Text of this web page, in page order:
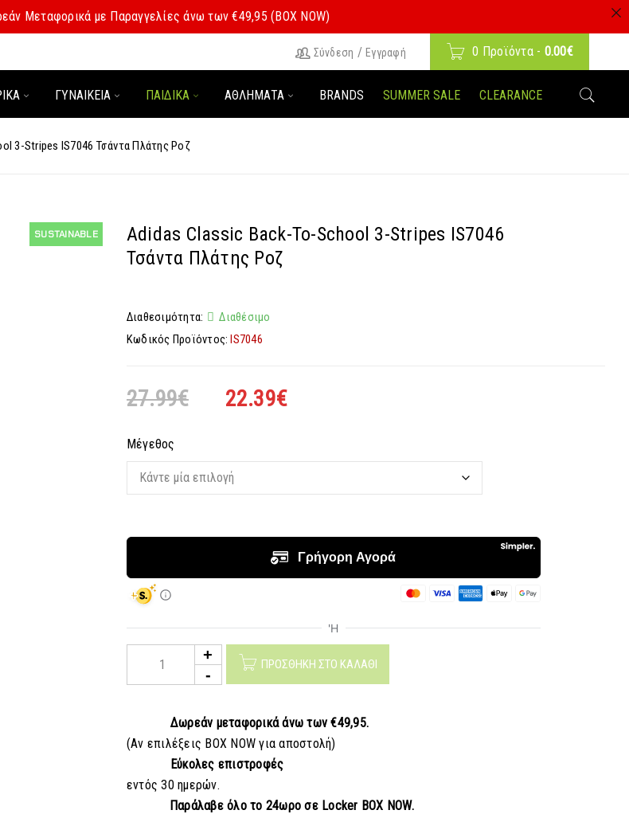
Μεταφορικά με Παραγγελίες άνω των €49,95 (BOX NOW)
0 Προϊόντα - 0.00€
Σύνδεση / Εγγραφή
ΓΥΝΑΙΚΕΙΑ ΠΑΙΔΙΚΑ ΑΘΛΗΜΑΤΑ BRANDS SUMMER SALE CLEARANCE
3-Stripes IS7046 Τσάντα Πλάτης Ροζ
SUSTAINABLE
Adidas Classic Back-To-School 3-Stripes IS7046
Τσάντα Πλάτης Ροζ
Διαθεσιμότητα:
Διαθέσιμο
Κωδικός Προϊόντος: IS7046
27.99€ 22.39€
Μέγεθος
ΠΡΟΣΘΉΚΗ ΣΤΟ ΚΑΛΆΘΙ
Δωρεάν μεταφορικάάνω των €49,95.
(Αν επιλέξεις BOX NOW για αποστολή)
Εύκολες επιστροφές
εντός 30 ημερών.
Παράλαβεόλο το 24ωρο σε Locker BOX NOW.